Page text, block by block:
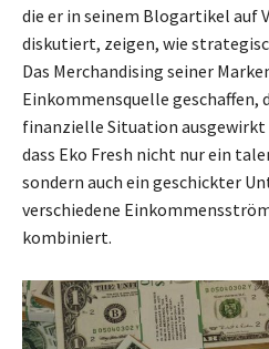
die er in seinem Blogartikel auf
diskutiert, zeigen, wie
Das Merchandising seiner
Einkommensquelle geschaffen,
finanzielle Situation
dass Eko Fresh nicht nur ein
sondern auch ein geschickter
verschiedene
kombiniert.